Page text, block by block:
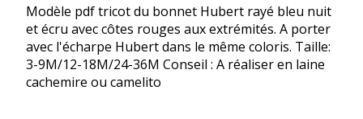
Modèle pdf tricot du bonnet Hubert rayé bleu nuit
et écru avec côtes rouges aux extrémités. A porter
avec l'écharpe Hubert dans le même coloris. Taille:
3-9M/12-18M/24-36M Conseil : A réaliser en laine
cachemire ou camelito